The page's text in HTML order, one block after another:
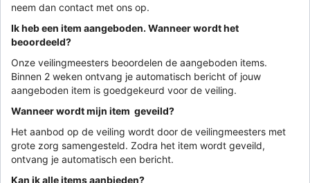
neem dan contact met ons op.
Ik heb een item aangeboden. Wanneer wordt het
beoordeeld?
Onze veilingmeesters beoordelen de aangeboden items.
Binnen 2 weken ontvang je automatisch bericht of jouw
aangeboden item is goedgekeurd voor de veiling.
Wanneer wordt mijn item geveild?
Het aanbod op de veiling wordt door de veilingmeesters met
grote zorg samengesteld. Zodra het item wordt geveild,
ontvang je automatisch een bericht.
Kan ik alle items aanbieden?